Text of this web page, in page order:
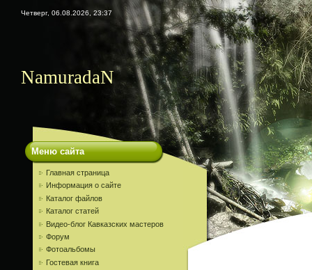
Четверг, 06.08.2026, 23:37
NamuradaN
Меню сайта
Главная страница
Информация о сайте
Каталог файлов
Каталог статей
Видео-блог Кавказских мастеров
Форум
Фотоальбомы
Гостевая книга